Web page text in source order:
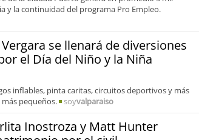
y la continuidad del programa Pro Empleo.
se llenará de diversiones
el Día del Niño y la Niña
inflables, pinta caritas, circuitos deportivos y más
pequeños.
soyvalparaiso
Inostroza y Matt Hunter